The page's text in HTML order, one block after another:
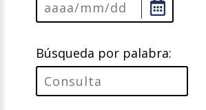
Búsqueda por palabra: